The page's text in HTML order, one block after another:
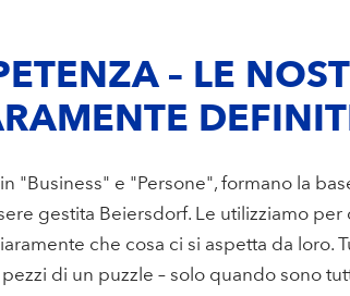
– LE
"Business" e "Persone", formano la
gestita Beiersdorf. Le utilizziamo
che cosa ci si aspetta da loro.
di un puzzle – solo quando sono